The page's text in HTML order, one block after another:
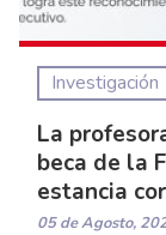
Investigación
La
beca de la
estancia
05 de Agosto,